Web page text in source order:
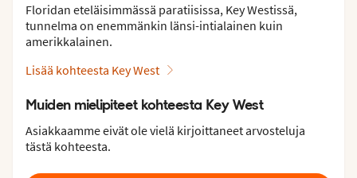
Floridan eteläisimmässä paratiisissa, Key Westissä,
tunnelma on enemmänkin länsi-intialainen kuin
amerikkalainen.
Lisää kohteesta Key West
Muiden mielipiteet kohteesta Key West
Asiakkaamme eivät ole vielä kirjoittaneet arvosteluja
tästä kohteesta.